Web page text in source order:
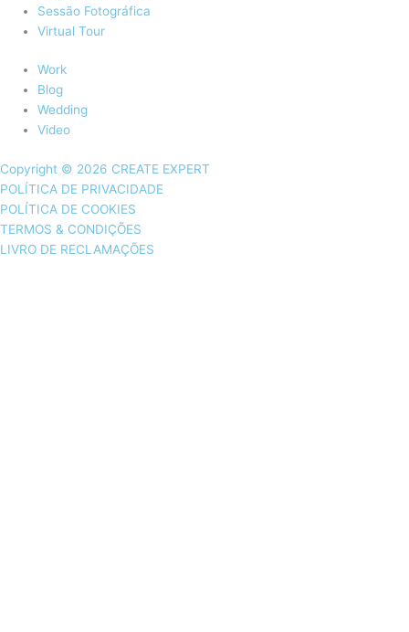
Sessão Fotográfica
Virtual Tour
Work
Blog
Wedding
Video
Copyright © 2026 CREATE EXPERT
POLÍTICA DE PRIVACIDADE
POLÍTICA DE COOKIES
TERMOS & CONDIÇÕES
LIVRO DE RECLAMAÇÕES